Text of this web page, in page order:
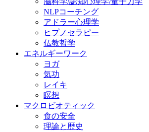
NLPコーチング
アドラー心理学
ヒプノセラピー
仏教哲学
エネルギーワーク
ヨガ
気功
レイキ
瞑想
マクロビオティック
食の安全
理論と歴史